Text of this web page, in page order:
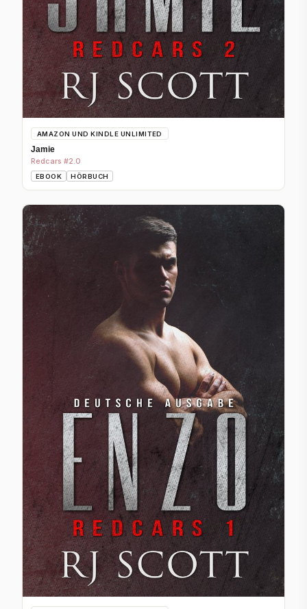
AMAZON UND KINDLE UNLIMITED
Jamie
Redcars #2.0
EBOOK HÖRBUCH